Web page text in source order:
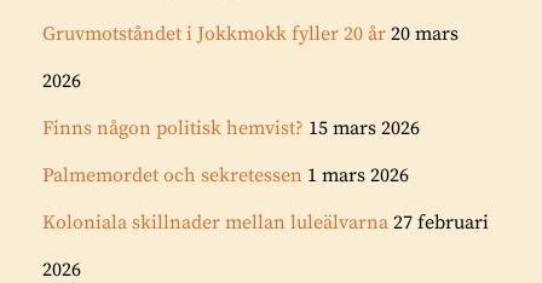
Gruvmotståndet i Jokkmokk fyller 20 år 20 mars
2026
Finns någon politisk hemvist? 15 mars 2026
Palmemordet och sekretessen 1 mars 2026
Koloniala skillnader mellan luleälvarna 27 februari
2026